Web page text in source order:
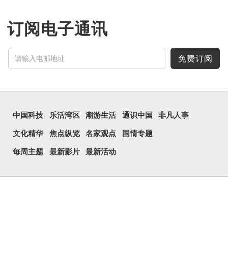
订阅电子通讯
免费订阅
中国科技 乐活湾区 潮游生活 通识中国 非凡人事
文化精华 焦点纵览 名家观点 国情专题
每周主题 最新影片 最新活动